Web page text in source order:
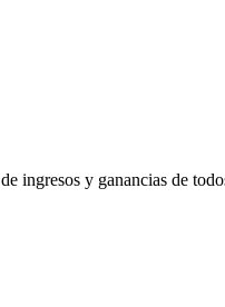
ingresos y ganancias de